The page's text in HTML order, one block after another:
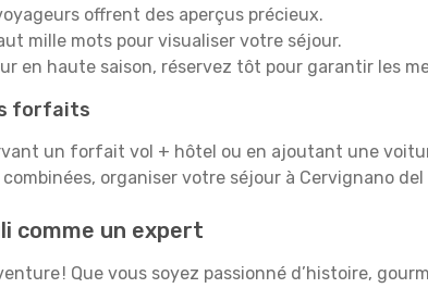
offrent des aperçus précieux.
mille mots pour visualiser votre séjour.
en haute saison, réservez tôt pour garantir les
forfaits
un forfait vol + hôtel ou en ajoutant une
organiser votre séjour à Cervignano
comme un expert
! Que vous soyez passionné d’histoire,